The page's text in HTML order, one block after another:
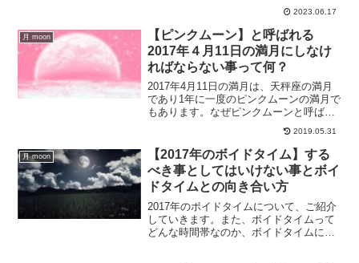
2023.06.17
月 moon
【ピンクムーン】と呼ばれる
2017年４月11日の満月にしなけ
ればならない事って何？
2017年4月11日の満月は、天秤座の満月
であり1年に一度のピンクムーンの満月で
もあります。なぜピンクムーンと呼ばれ
る満月なのか、ピンクムーンの満月の時
にしなければならないことについて解説
します。
2019.05.31
月 moon
【2017年のボイドタイム】する
べき事としてはいけない事とボイ
ドタイムとの向き合い方
2017年のボイドタイムについて、ご紹介
していきます。また、ボイドタイムって
どんな時間帯なのか、ボイドタイムにす